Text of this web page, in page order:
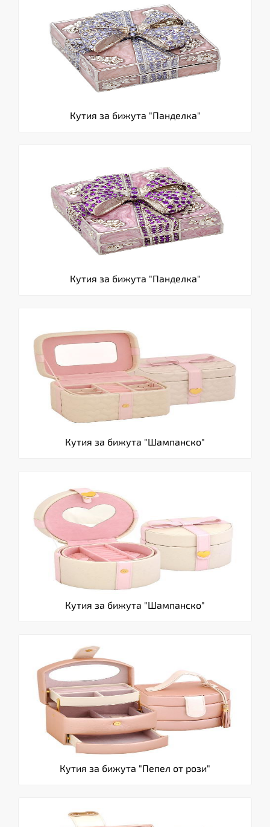
Кутия за бижута "Панделка"
Кутия за бижута "Панделка"
Кутия за бижута "Шампанско"
Кутия за бижута "Шампанско"
Кутия за бижута "Пепел от рози"